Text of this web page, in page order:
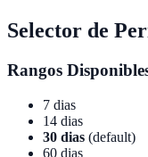
Selector de
Rangos
7 dias
14 dias
30 dias (default)
60 dias